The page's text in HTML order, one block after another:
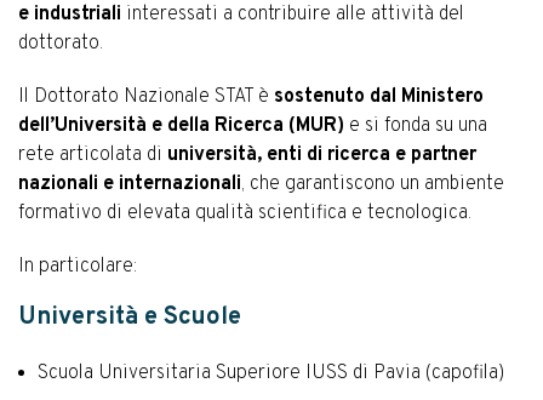
e industriali interessati a contribuire alle attività del
dottorato.
Il Dottorato Nazionale STAT è sostenuto dal Ministero
dell’Università e della Ricerca (MUR) e si fonda su una
rete articolata di università, enti di ricerca e partner
nazionali e internazionali, che garantiscono un ambiente
formativo di elevata qualità scientifica e tecnologica.
In particolare:
Università e Scuole
Scuola Universitaria Superiore IUSS di Pavia (capofila)